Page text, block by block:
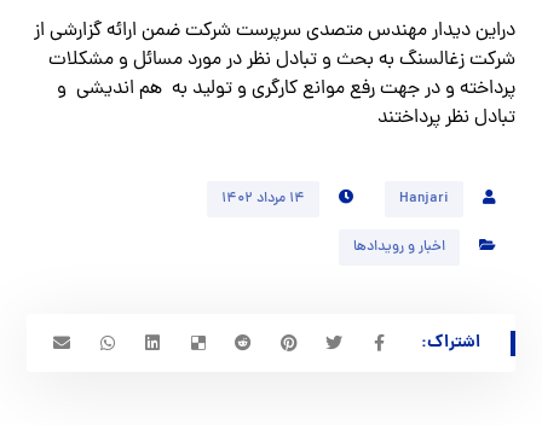
دراین دیدار مهندس متصدی سرپرست شرکت ضمن ارائه گزارشی از
شرکت زغالسنگ به بحث و تبادل نظر در مورد مسائل و مشکلات
پرداخته و در جهت رفع موانع کارگری و تولید به هم اندیشی و
تبادل نظر پرداختند
Hanjari ۱۴ مرداد ۱۴۰۲
اخبار و رویدادها